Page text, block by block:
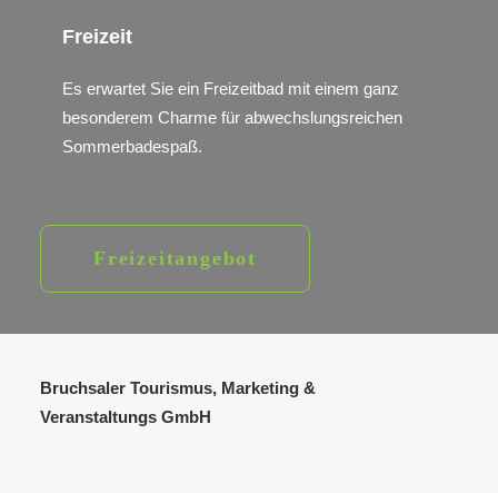
Freizeit
Es erwartet Sie ein Freizeitbad mit einem ganz
besonderem Charme für abwechslungsreichen
Sommerbadespaß.
Freizeitangebot
Bruchsaler Tourismus, Marketing &
Veranstaltungs GmbH